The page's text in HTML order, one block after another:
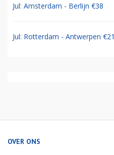
Jul: Amsterdam - Berlijn €38
Jul: Rotterdam - Antwerpen €21
OVER ONS